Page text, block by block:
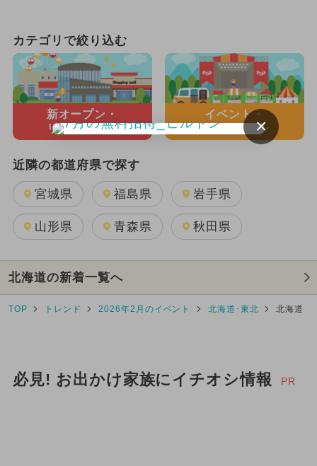
カテゴリで絞り込む
新オープン・
リニューアル
イベント・
キャンペーン
近隣の都道府県で探す
宮城県 福島県 岩手県
山形県 青森県 秋田県
北海道の新着一覧へ
TOP トレンド 2026年2月のイベント 北海道･東北 北海道
必見! お出かけ家族にイチオシ情報 PR
×